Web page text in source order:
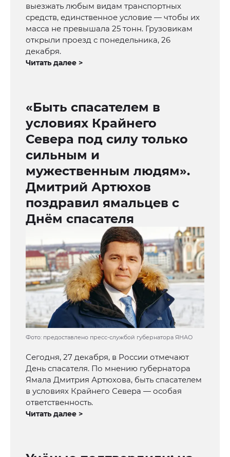
выезжать любым видам транспортных
средств, единственное условие — чтобы их
масса не превышала 25 тонн. Грузовикам
открыли проезд с понедельника, 26
декабря.
Читать далее >
«Быть спасателем в
условиях Крайнего
Севера под силу только
сильным и
мужественным людям».
Дмитрий Артюхов
поздравил ямальцев с
Днём спасателя
Фото: предоставлено пресс-службой губернатора ЯНАО
Сегодня, 27 декабря, в России отмечают
День спасателя. По мнению губернатора
Ямала Дмитрия Артюхова, быть спасателем
в условиях Крайнего Севера — особая
ответственность.
Читать далее >